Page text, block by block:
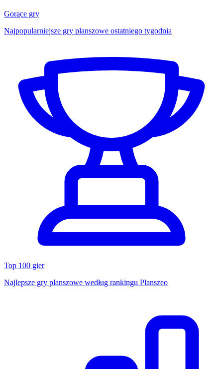
Gorące gry
Najpopularniejsze gry planszowe ostatniego tygodnia
Top 100 gier
Najlepsze gry planszowe według rankingu Planszeo